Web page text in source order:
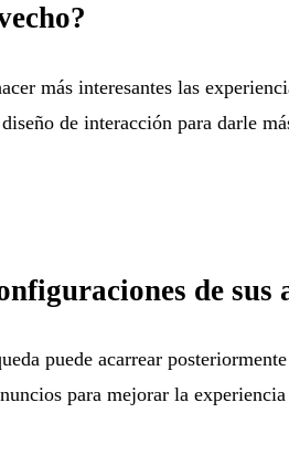
más interesantes las
de interacción para darle
de sus
puede acarrear
para mejorar la